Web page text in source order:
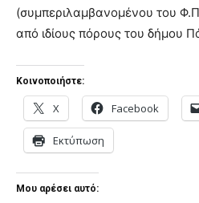
(συμπεριλαμβανομένου του
από ιδίους πόρους του δήμου
Κοινοποιήστε:
X Facebook
Εκτύπωση
Μου αρέσει αυτό: